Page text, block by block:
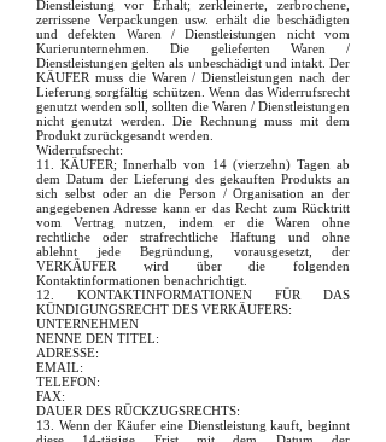
Dienstleistung vor Erhalt; zerkleinerte, zerbrochene,
zerrissene Verpackungen usw. erhält die beschädigten
und defekten Waren / Dienstleistungen nicht vom
Kurierunternehmen. Die gelieferten Waren /
Dienstleistungen gelten als unbeschädigt und intakt. Der
KÄUFER muss die Waren / Dienstleistungen nach der
Lieferung sorgfältig schützen. Wenn das Widerrufsrecht
genutzt werden soll, sollten die Waren / Dienstleistungen
nicht genutzt werden. Die Rechnung muss mit dem
Produkt zurückgesandt werden.
Widerrufsrecht:
11. KÄUFER; Innerhalb von 14 (vierzehn) Tagen ab
dem Datum der Lieferung des gekauften Produkts an
sich selbst oder an die Person / Organisation an der
angegebenen Adresse kann er das Recht zum Rücktritt
vom Vertrag nutzen, indem er die Waren ohne
rechtliche oder strafrechtliche Haftung und ohne
ablehnt jede Begründung, vorausgesetzt, der
VERKÄUFER wird über die folgenden
Kontaktinformationen benachrichtigt.
12. KONTAKTINFORMATIONEN FÜR DAS
KÜNDIGUNGSRECHT DES VERKÄUFERS:
UNTERNEHMEN
NENNE DEN TITEL:
ADRESSE:
EMAIL:
TELEFON:
FAX:
DAUER DES RÜCKZUGSRECHTS:
13. Wenn der Käufer eine Dienstleistung kauft, beginnt